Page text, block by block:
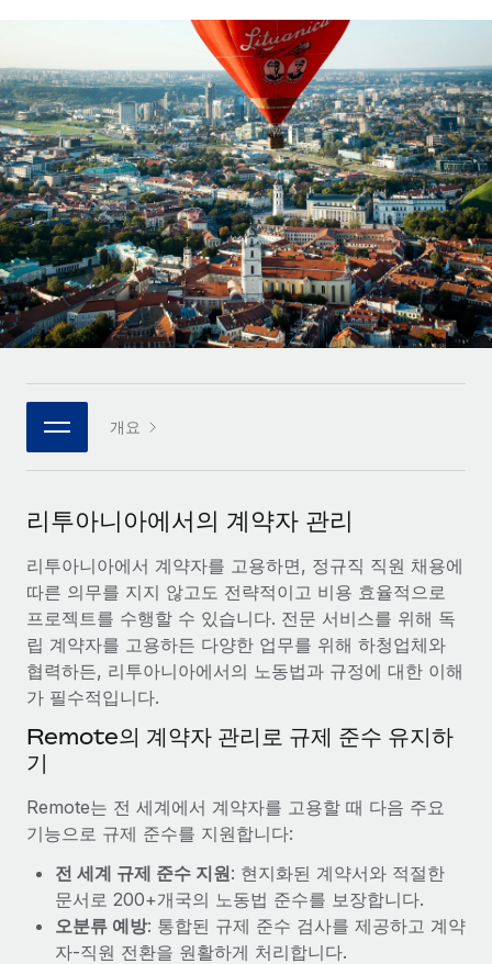
복잡한 고용 업무를 아웃소싱
인프라
Remote 통합
HR을 워크플로에 매끄럽게 통합
플랫폼
팀을 위한 통합된 핵심 HR 기능
연결 새로운
통합
핵심 비즈니스 도구로 프로세스를 간소화
전문가 상담
글로벌 인사 및 규정 준수 업무 처리에 전문가 지원 제공
신원 조사
채용 후보자 심사 프로세스 간소화
Compliance Watchtower
법인 설립
법인 설립을 빠르고 준법적으로 지원
글로벌 인재 이동 및 전근
직원 해외 이전을 간편하게 처리
스타트업
성장하는 기업을 위한 민첩한 글로벌 HR 및 급여 솔루션
중견기업
맞춤형 HR 솔루션으로 팀 확장
엔터프라이즈
대기업을 위한 글로벌 HR
REMOTE 파트너 되기
플랫폼에 글로벌 HR을 유연하게 통합
Remote와의 파트너십 기회 탐색
Remote Build 곧 제공 예정
사례 연구
글로벌 계약직을 위한 통화 옵션과 지급 소요 시간 확인
REMOTE와 함께 배우기
리서치 및 가이드
사례 연구
HR 용어집
체크리스트 및 템플릿
직무 설명 라이브러리
이벤트
급여 및 인재 인사이트
지원받기
모든 리소스 보기
글로벌 급여
계약자 관리
세금
블로그 둘러보기
Français
Deutsch
Español
Italiano
Português (Portugal)
한국어
로그인
개요
리투아니아에서의 계약자 관리
리투아니아에서 계약자를 고용하면, 정규직 직원 채용에
따른 의무를 지지 않고도 전략적이고 비용 효율적으로
프로젝트를 수행할 수 있습니다. 전문 서비스를 위해 독
립 계약자를 고용하든 다양한 업무를 위해 하청업체와
협력하든, 리투아니아에서의 노동법과 규정에 대한 이해
가 필수적입니다.
Remote의 계약자 관리로 규제 준수 유지하
기
Remote는 전 세계에서 계약자를 고용할 때 다음 주요
기능으로 규제 준수를 지원합니다:
전 세계 규제 준수 지원: 현지화된 계약서와 적절한
문서로 200+개국의 노동법 준수를 보장합니다.
오분류 예방: 통합된 규제 준수 검사를 제공하고 계약
자-직원 전환을 원활하게 처리합니다.